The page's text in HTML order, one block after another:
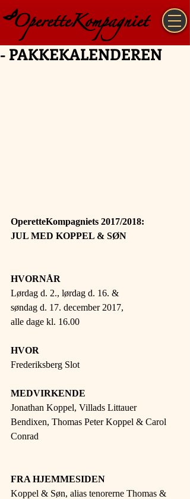
- PAKKEKALENDEREN
OperetteKompagniets 2017/2018:
JUL MED KOPPEL & SØN
HVORNÅR
Lørdag d. 2., lørdag d. 16. &
søndag d. 17. december 2017,
alle dage kl. 16.00
HVOR
Frederiksberg Slot
MEDVIRKENDE
Jonathan Koppel, Villads Littauer
Bendixen, Thomas Peter Koppel & Carol
Conrad
FRA HJEMMESIDEN
Koppel & Søn, alias tenorerne Thomas &